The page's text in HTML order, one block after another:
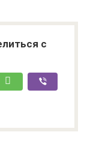
с